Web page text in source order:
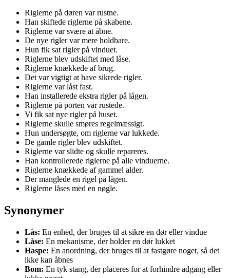
Riglerne på døren var rustne.
Han skiftede riglerne på skabene.
Riglerne var svære at åbne.
De nye rigler var mere holdbare.
Hun fik sat rigler på vinduet.
Riglerne blev udskiftet med låse.
Riglerne knækkede af brug.
Det var vigtigt at have sikrede rigler.
Riglerne var låst fast.
Han installerede ekstra rigler på lågen.
Riglerne på porten var rustede.
Vi fik sat nye rigler på huset.
Riglerne skulle smøres regelmæssigt.
Hun undersøgte, om riglerne var lukkede.
De gamle rigler blev udskiftet.
Riglerne var slidte og skulle repareres.
Han kontrollerede riglerne på alle vinduerne.
Riglerne knækkede af gammel alder.
Der manglede en rigel på lågen.
Riglerne låses med en nøgle.
Synonymer
Lås: En enhed, der bruges til at sikre en dør eller vindue
Låse: En mekanisme, der holder en dør lukket
Haspe: En anordning, der bruges til at fastgøre noget, så det
ikke kan åbnes
Bom: En tyk stang, der placeres for at forhindre adgang eller